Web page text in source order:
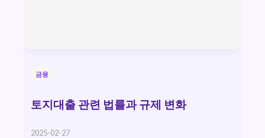
금융
토지대출 관련 법률과 규제 변화
2025-02-27